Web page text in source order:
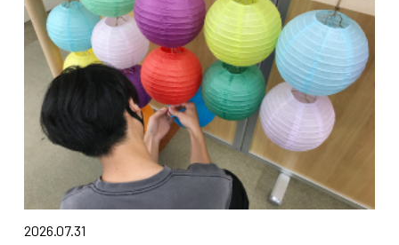
2026.07.31